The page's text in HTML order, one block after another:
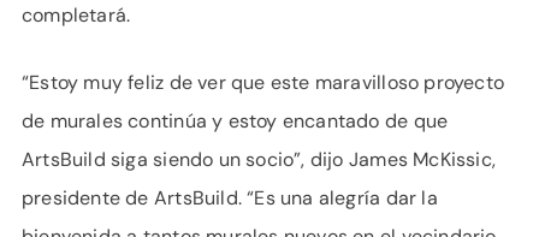
completará.
“Estoy muy feliz de ver que este maravilloso proyecto
de murales continúa y estoy encantado de que
ArtsBuild siga siendo un socio”, dijo James McKissic,
presidente de ArtsBuild. “Es una alegría dar la